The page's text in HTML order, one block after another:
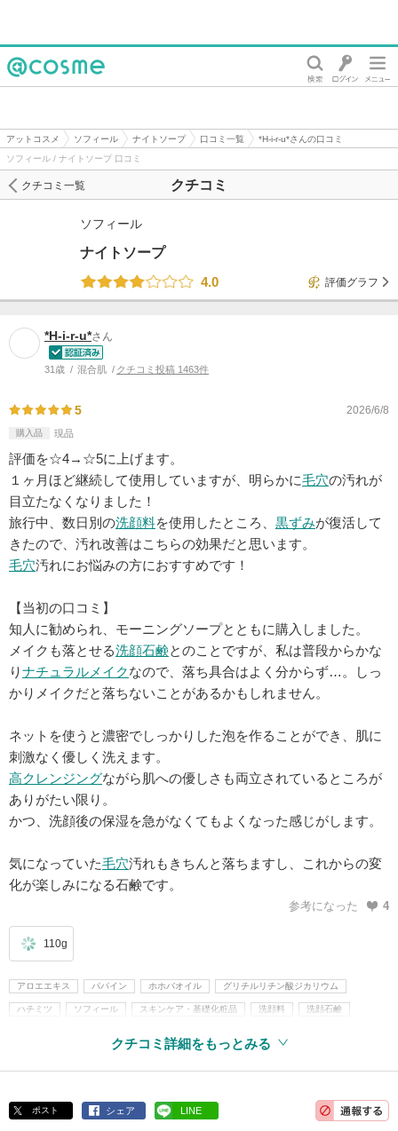
アットコスメ ソフィール ナイトソープ 口コミ一覧
*H-i-r-u*さんの口コミ
ソフィール / ナイトソープ 口コミ
クチコミ
クチコミ一覧
ソフィール
ナイトソープ
4.0
評価グラフ
*H-i-r-u*さん
31歳 混合肌 クチコミ投稿 1463件
5 2026/6/8
購入品 現品
評価を☆4→☆5に上げます。
１ヶ月ほど継続して使用していますが、明らかに毛穴の汚れが
目立たなくなりました！
旅行中、数日別の洗顔料を使用したところ、 黒ずみが復活して
きたので、汚れ改善はこちらの効果だと思います。
毛穴汚れにお悩みの方におすすめです！
【当初の口コミ】
知人に勧められ、モーニングソープとともに購入しました。
メイクも落とせる洗顔石鹸とのことですが、私は普段からかな
りナチュラルメイクなので、落ち具合はよく分からず…。しっ
かりメイクだと落ちないことがあるかもしれません。
ネットを使うと濃密でしっかりした泡を作ることができ、肌に
刺激なく優しく洗えます。
高クレンジングながら肌への優しさも両立されているところが
ありがたい限り。
かつ、洗顔後の保湿を急がなくてもよくなった感じがします。
気になっていた毛穴汚れもきちんと落ちますし、これからの変
化が楽しみになる石鹸です。
参考になった 4
110g
アロエエキス パパイン ホホバオイル グリチルリチン酸ジカリウム
ハチミツ ソフィール スキンケア・基礎化粧品 洗顔料 洗顔石鹸
クチコミ詳細をもっとみる
ポスト シェア LINE